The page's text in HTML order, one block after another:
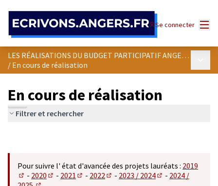
Se connecter
LES RÉALISATIONS DU BUDGET PARTICIPATIF ANGEVIN
/ En cours de réalisation
En cours de réalisation
Filtrer et rechercher
Pour suivre l' état d'avancée des projets lauréats : 2019
(S'ouvre dans un nouvel onglet)
- 2020
(S'ouvre dans un nouvel onglet)
- 2021
(S'ouvre dans un nouvel onglet)
- 2022
(S'ouvre dans un nouvel onglet)
- 2023 / 2024
(S'ouvre dans un
- 2024 /